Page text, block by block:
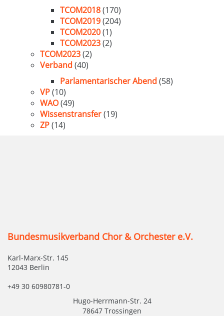
TCOM2018(170)
TCOM2019(204)
TCOM2020(1)
TCOM2023(2)
TCOM2023(2)
Verband (40)
Parlamentarischer Abend (58)
VP(10)
WAO(49)
Wissenstransfer(19)
ZP(14)
Bundesmusikverband Chor & Orchester e.V.
Karl-Marx-Str. 145
12043 Berlin
+49 30 60980781-0
Hugo-Herrmann-Str. 24
78647 Trossingen